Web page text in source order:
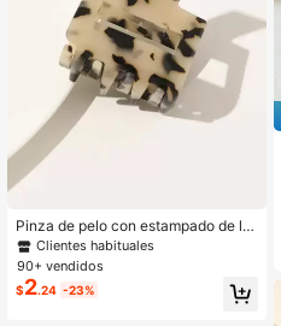
Pinza de pelo con estampado de le
opardo, elegante pinza de pelo, acc
esorios de pelo para mujer para vac
aciones y atuendos de verano
Clientes habituales
90+ vendidos
$2.24 -23%